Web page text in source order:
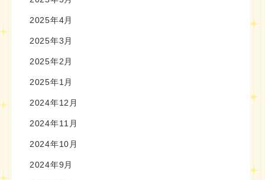
2025年4月
2025年3月
2025年2月
2025年1月
2024年12月
2024年11月
2024年10月
2024年9月